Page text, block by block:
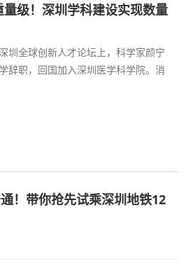
级！深圳学科建设实现数量
圳全球创新人才论坛上，科学家颜宁
辞职，回国加入深圳医学科学院。消
！带你抢先试乘深圳地铁12